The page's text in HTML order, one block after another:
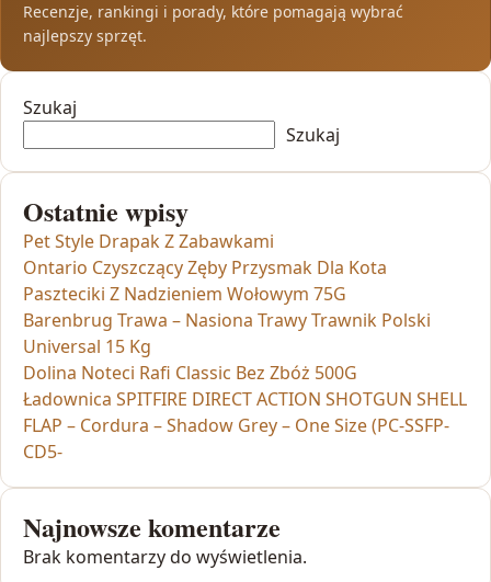
Recenzje, rankingi i porady, które pomagają wybrać
najlepszy sprzęt.
Szukaj
Szukaj
Ostatnie wpisy
Pet Style Drapak Z Zabawkami
Ontario Czyszczący Zęby Przysmak Dla Kota
Paszteciki Z Nadzieniem Wołowym 75G
Barenbrug Trawa – Nasiona Trawy Trawnik Polski
Universal 15 Kg
Dolina Noteci Rafi Classic Bez Zbóż 500G
Ładownica SPITFIRE DIRECT ACTION SHOTGUN SHELL
FLAP – Cordura – Shadow Grey – One Size (PC-SSFP-
CD5-
Najnowsze komentarze
Brak komentarzy do wyświetlenia.